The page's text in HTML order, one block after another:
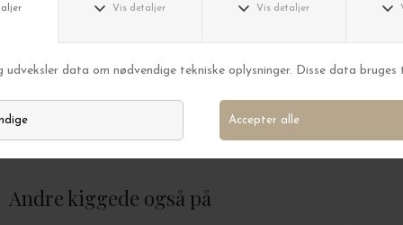
Noveller i gaveæske - Fire noveller om Sommeren
DKK 179,00
DKK 179,00
Andre kiggede også på